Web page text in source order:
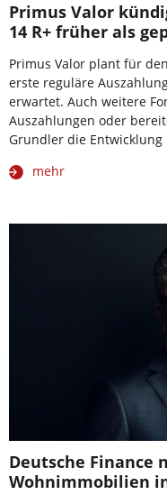
Primus Valor
14 R+ früher als
Primus Valor plant für
erste reguläre
erwartet. Auch weitere
Auszahlungen oder
Grundler die
mehr
Deutsche Finance
Wohnimmobilien